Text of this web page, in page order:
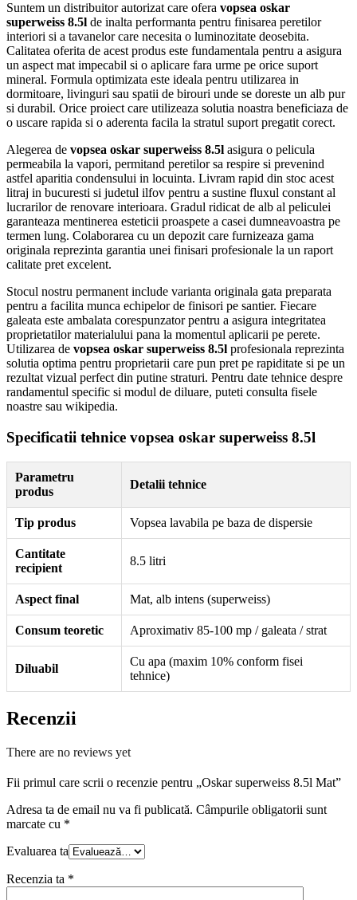
Suntem un distribuitor autorizat care ofera vopsea oskar
superweiss 8.5l de inalta performanta pentru finisarea peretilor
interiori si a tavanelor care necesita o luminozitate deosebita.
Calitatea oferita de acest produs este fundamentala pentru a asigura
un aspect mat impecabil si o aplicare fara urme pe orice suport
mineral. Formula optimizata este ideala pentru utilizarea in
dormitoare, livinguri sau spatii de birouri unde se doreste un alb pur
si durabil. Orice proiect care utilizeaza solutia noastra beneficiaza de
o uscare rapida si o aderenta facila la stratul suport pregatit corect.
Alegerea de vopsea oskar superweiss 8.5l asigura o pelicula
permeabila la vapori, permitand peretilor sa respire si prevenind
astfel aparitia condensului in locuinta. Livram rapid din stoc acest
litraj in bucuresti si judetul ilfov pentru a sustine fluxul constant al
lucrarilor de renovare interioara. Gradul ridicat de alb al peliculei
garanteaza mentinerea esteticii proaspete a casei dumneavoastra pe
termen lung. Colaborarea cu un depozit care furnizeaza gama
originala reprezinta garantia unei finisari profesionale la un raport
calitate pret excelent.
Stocul nostru permanent include varianta originala gata preparata
pentru a facilita munca echipelor de finisori pe santier. Fiecare
galeata este ambalata corespunzator pentru a asigura integritatea
proprietatilor materialului pana la momentul aplicarii pe perete.
Utilizarea de vopsea oskar superweiss 8.5l profesionala reprezinta
solutia optima pentru proprietarii care pun pret pe rapiditate si pe un
rezultat vizual perfect din putine straturi. Pentru date tehnice despre
randamentul specific si modul de diluare, puteti consulta fisele
noastre sau wikipedia.
Specificatii tehnice vopsea oskar superweiss 8.5l
Parametru
produs
Detalii tehnice
Tip produs Vopsea lavabila pe baza de dispersie
Cantitate
recipient
8.5 litri
Aspect final Mat, alb intens (superweiss)
Consum teoretic Aproximativ 85-100 mp / galeata / strat
Diluabil
Cu apa (maxim 10% conform fisei
tehnice)
Recenzii
There are no reviews yet
Fii primul care scrii o recenzie pentru „Oskar superweiss 8.5l Mat”
Adresa ta de email nu va fi publicată. Câmpurile obligatorii sunt
marcate cu *
Evaluarea ta
Recenzia ta *